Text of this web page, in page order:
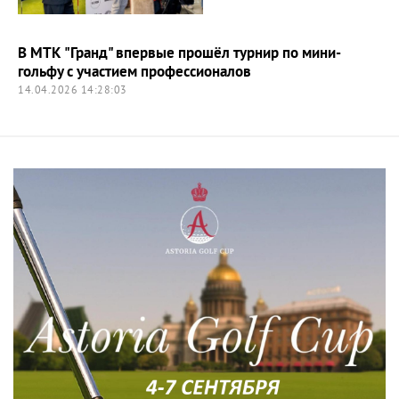
В МТК "Гранд" впервые прошёл турнир по мини-
гольфу с участием профессионалов
14.04.2026 14:28:03